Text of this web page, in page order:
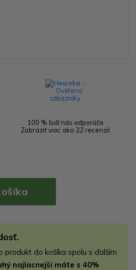
100 % ľudí nás odporúča
Zobraziť viac ako 22 recenzií
produkt do košíka spolu s ďalším
najlacnejší máte s 40%